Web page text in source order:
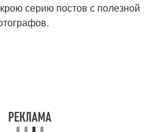
серию постов с полезной